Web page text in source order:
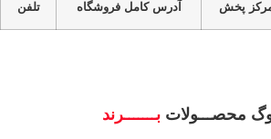
پخش آدرس کامل فروشگاه تلفن
محصـــولاتبـــــــرند